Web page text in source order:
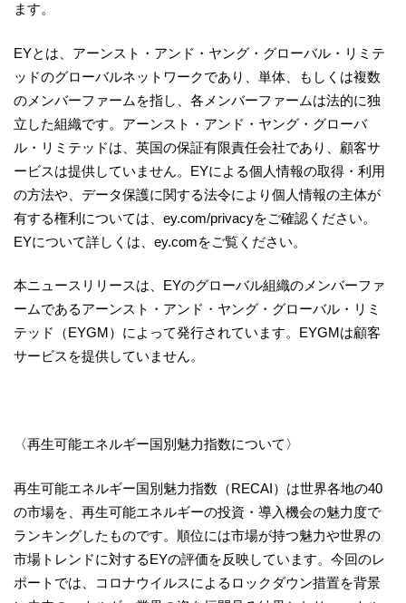
ます。
EYとは、アーンスト・アンド・ヤング・グローバル・リミテ
ッドのグローバルネットワークであり、単体、もしくは複数
のメンバーファームを指し、各メンバーファームは法的に独
立した組織です。アーンスト・アンド・ヤング・グローバ
ル・リミテッドは、英国の保証有限責任会社であり、顧客サ
ービスは提供していません。EYによる個人情報の取得・利用
の方法や、データ保護に関する法令により個人情報の主体が
有する権利については、ey.com/privacyをご確認ください。
EYについて詳しくは、ey.comをご覧ください。
本ニュースリリースは、EYのグローバル組織のメンバーファ
ームであるアーンスト・アンド・ヤング・グローバル・リミ
テッド（EYGM）によって発行されています。EYGMは顧客
サービスを提供していません。
〈再生可能エネルギー国別魅力指数について〉
再生可能エネルギー国別魅力指数（RECAI）は世界各地の40
の市場を、再生可能エネルギーの投資・導入機会の魅力度で
ランキングしたものです。順位には市場が持つ魅力や世界の
市場トレンドに対するEYの評価を反映しています。今回のレ
ポートでは、コロナウイルスによるロックダウン措置を背景